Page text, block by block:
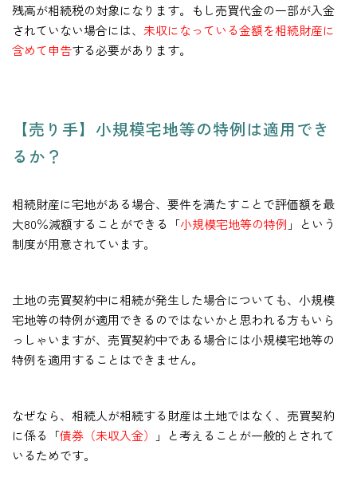
残高が相続税の対象になります。もし売買代金の一部が入金
されていない場合には、 未収になっている金額を相続財産に
含めて申告する必要があります。
【売り手】小規模宅地等の特例は適用でき
るか？
相続財産に宅地がある場合、要件を満たすことで評価額を最
大80％減額することができる「小規模宅地等の特例 」という
制度が用意されています。
土地の売買契約中に相続が発生した場合についても、小規模
宅地等の特例が適用できるのではないかと思われる方もいら
っしゃいますが、売買契約中である場合には小規模宅地等の
特例を適用することはできません。
なぜなら、相続人が相続する財産は土地ではなく、売買契約
に係る「債券（未収入金）
」と考えることが一般的とされて
いるためです。